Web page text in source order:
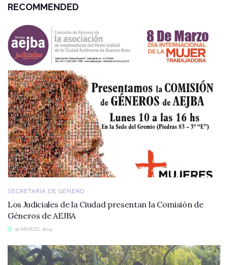
RECOMMENDED
SECRETARÍA DE GÉNERO
Los Judiciales de la Ciudad presentan la Comisión de
Géneros de AEJBA
10 MARZO, 2014